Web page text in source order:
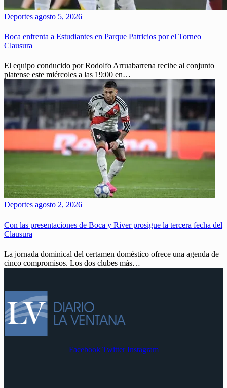
Deportes agosto 5, 2026
Boca enfrenta a Estudiantes en Parque Patricios por el Torneo
Clausura
El equipo conducido por Rodolfo Arruabarrena recibe al conjunto
platense este miércoles a las 19:00 en…
Deportes agosto 2, 2026
Con las presentaciones de Boca y River prosigue la tercera fecha del
Clausura
La jornada dominical del certamen doméstico ofrece una agenda de
cinco compromisos. Los dos clubes más…
Facebook Twitter Instagram